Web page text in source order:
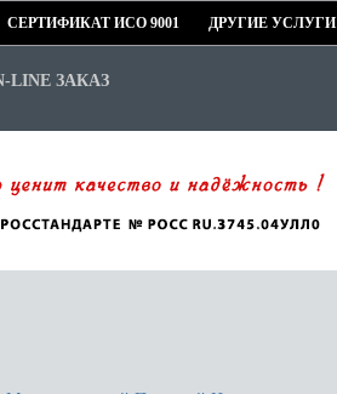
СЕРТИФИКАТ ИСО 9001 ДРУГИЕ УСЛУГИ
LINE ЗАКАЗ